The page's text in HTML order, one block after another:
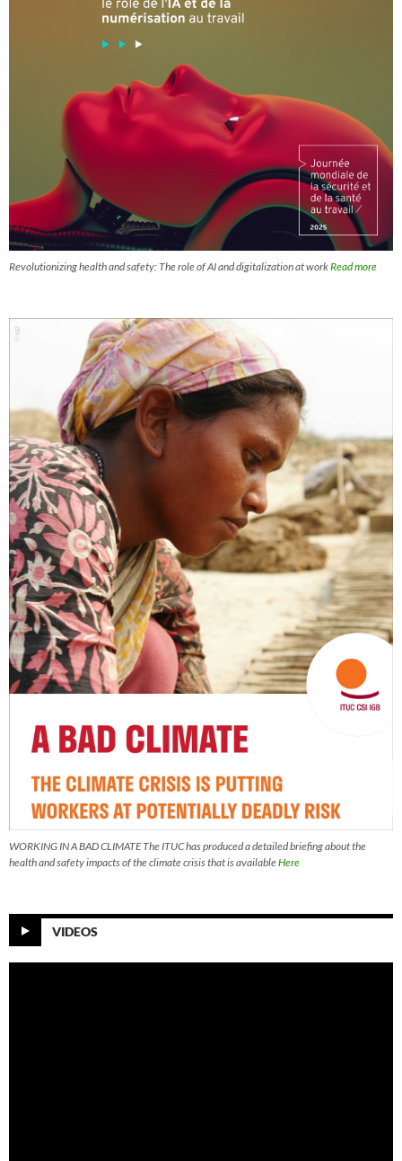
Revolutionizing health and safety: The role of AI and digitalization at workRead more
WORKING IN A BAD CLIMATE The ITUC has produced a detailed briefing about the
health and safety impacts of the climate crisis that is availableHere
VIDEOS